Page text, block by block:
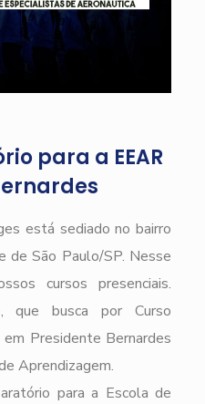
para a EEAR
está sediado no bairro
de São Paulo/SP. Nesse
cursos presenciais.
que busca por Curso
Presidente Bernardes
Aprendizagem.
para a Escola de